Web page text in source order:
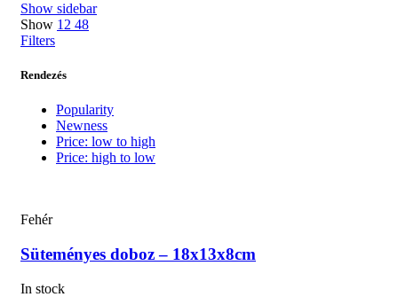
Show sidebar
Show 12 48
Filters
Rendezés
Popularity
Newness
Price: low to high
Price: high to low
Fehér
Süteményes doboz – 18x13x8cm
In stock